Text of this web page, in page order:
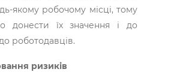
якому робочому місці, тому
донести їх значення і до
роботодавців.
ризиків